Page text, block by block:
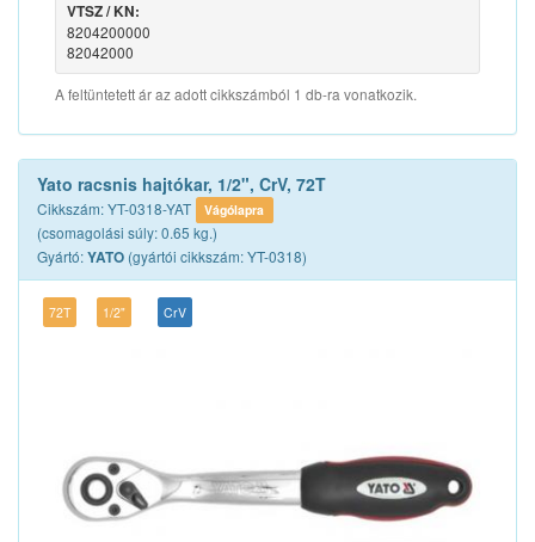
VTSZ / KN:
8204200000
82042000
A feltüntetett ár az adott cikkszámból 1 db-ra vonatkozik.
Yato racsnis hajtókar, 1/2", CrV, 72T
Cikkszám: YT-0318-YAT Vágólapra
(csomagolási súly: 0.65 kg.)
Gyártó:YATO (gyártói cikkszám: YT-0318)
72T 1/2" CrV